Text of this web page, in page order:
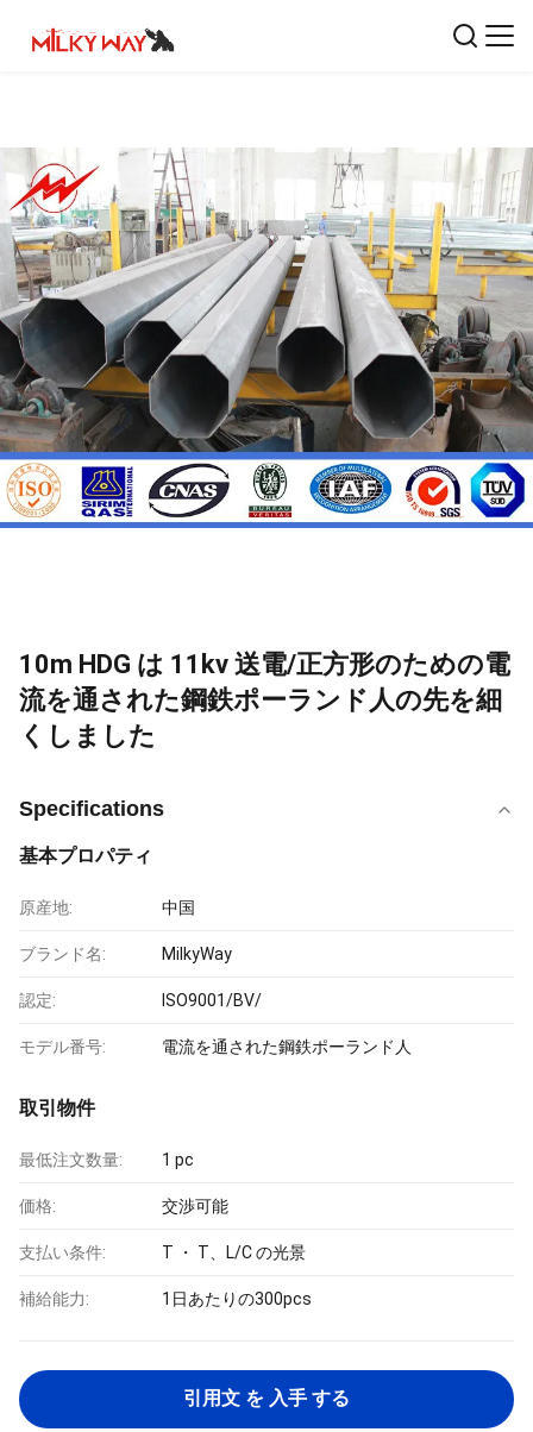
10m HDG は 11kv 送電/正方形のための電
流を通された鋼鉄ポーランド人の先を細
くしました
Specifications
基本プロパティ
原産地: 中国
ブランド名: MilkyWay
認定: ISO9001/BV/
モデル番号: 電流を通された鋼鉄ポーランド人
取引物件
最低注文数量: 1 pc
価格: 交渉可能
支払い条件: T ・ T、L/C の光景
補給能力: 1日あたりの300pcs
引用文 を 入手 する